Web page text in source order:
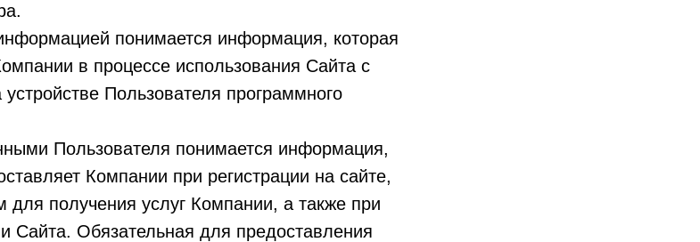
понимается информация, которая
в процессе использования Сайта с
Пользователя программного
Пользователя понимается информация,
Компании при регистрации на сайте,
получения услуг Компании, а также при
Сайта. Обязательная для предоставления